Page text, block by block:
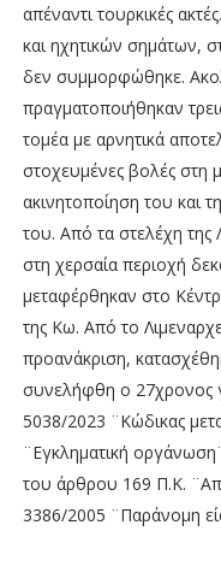
απέναντι τουρκικές
και ηχητικών σημάτων,
δεν συμμορφώθηκε.
πραγματοποιήθηκαν
τομέα με αρνητικά
στοχευμένες βολές στη
ακινητοποίηση του και
του. Από τα στελέχη της
στη χερσαία περιοχή
μεταφέρθηκαν στο
της Κω. Από το
προανάκριση,
συνελήφθη ο 27χρονος
5038/2023 ¨Κώδικας
¨Εγκληματική
του άρθρου 169 Π.Κ.
3386/2005 ¨Παράνομη